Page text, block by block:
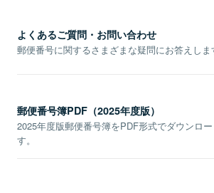
よくあるご質問・お問い合わせ
郵便番号に関するさまざまな疑問にお答えしま
郵便番号簿PDF（2025年度版）
2025年度版郵便番号簿をPDF形式でダウンロー
す。